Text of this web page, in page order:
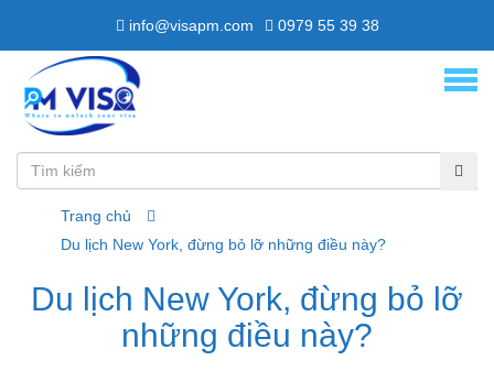
info@visapm.com 0979 55 39 38
Trang chủ
Du lịch New York, đừng bỏ lỡ những điều này?
Du lịch New York, đừng bỏ lỡ
những điều này?